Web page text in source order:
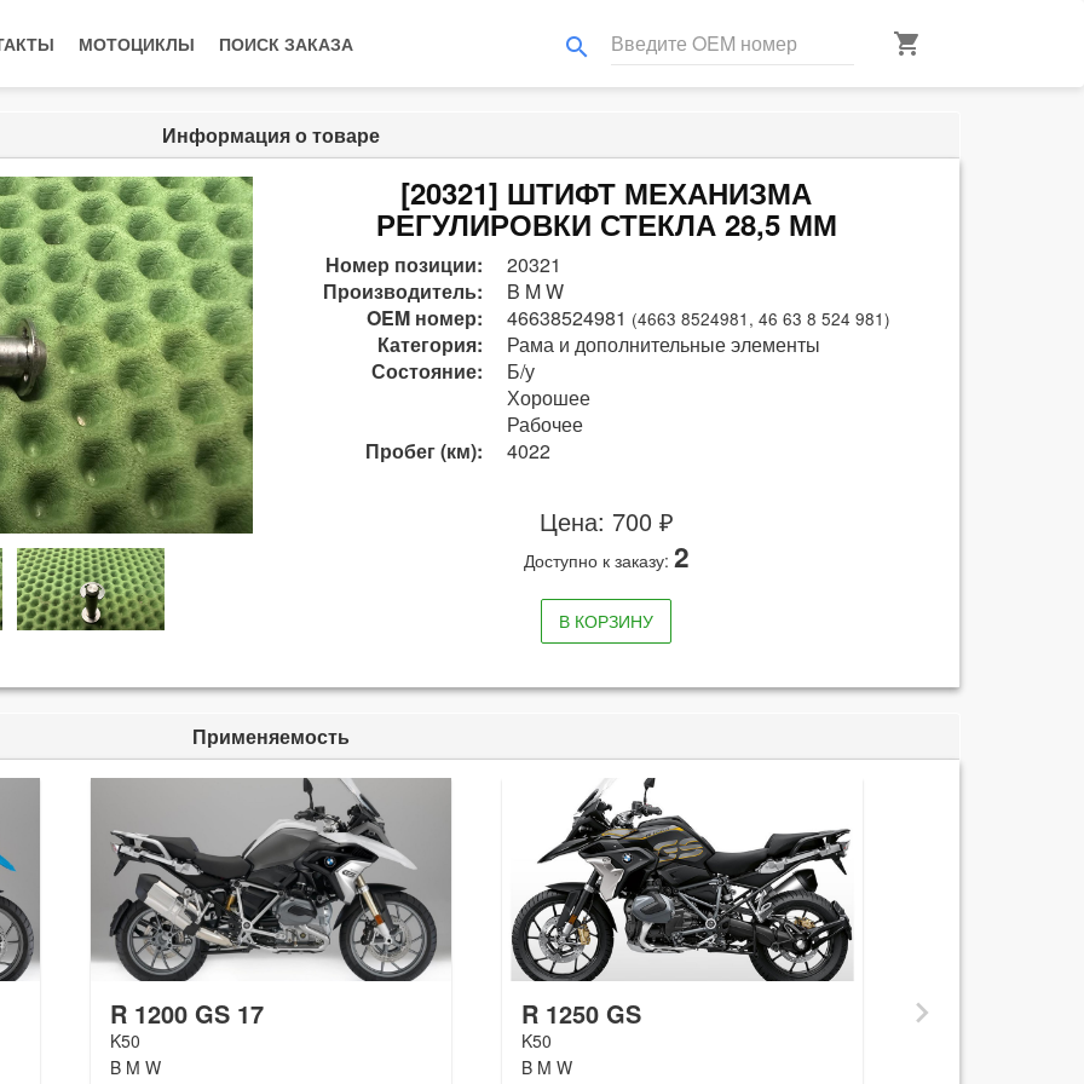
МОТОЦИКЛЫ ПОИСК ЗАКАЗА search shopping_cart
Информация о товаре
[20321] ШТИФТ МЕХАНИЗМА
РЕГУЛИРОВКИ СТЕКЛА 28,5 ММ
Номер позиции:
20321
Производитель:
B M W
OEM номер:
46638524981 (4663 8524981, 46 63 8 524 981)
Категория:
Рама и дополнительные элементы
Состояние:
Б/у
Хорошее
Рабочее
Пробег (км):
4022
Цена: 700 ₽
Доступно к заказу: 2
В КОРЗИНУ
Применяемость
R 1200 GS 17
K50
B M W
R 1250 GS
K50
B M W